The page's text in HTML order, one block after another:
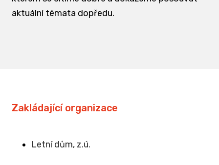
aktuální témata dopředu.
Zakládající organizace
Letní dům, z.ú.